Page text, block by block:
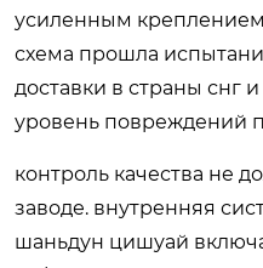
усиленным креплением
схема прошла
доставки в страны снг
уровень повреждений
контроль качества не
заводе. внутренняя
шаньдун цишуай